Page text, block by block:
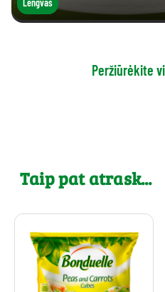
Lengvas
Peržiūrėkite
Taip pat atrask...